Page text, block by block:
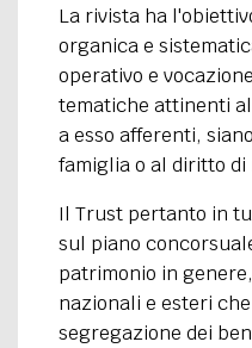
La rivista ha
organica e
operativo e
tematiche attinenti
a esso afferenti,
famiglia o al diritto di
Il Trust pertanto in
sul piano
patrimonio in
nazionali e esteri
segregazione dei